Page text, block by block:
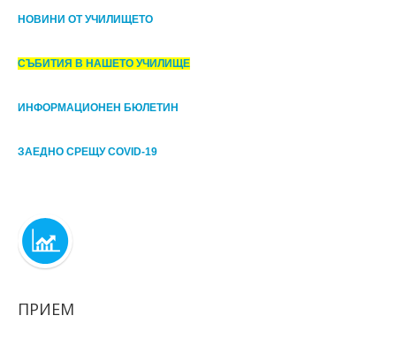
НОВИНИ ОТ УЧИЛИЩЕТО
СЪБИТИЯ В НАШЕТО УЧИЛИЩЕ
ИНФОРМАЦИОНЕН БЮЛЕТИН
ЗАЕДНО СРЕЩУ COVID-19
ПРИЕМ